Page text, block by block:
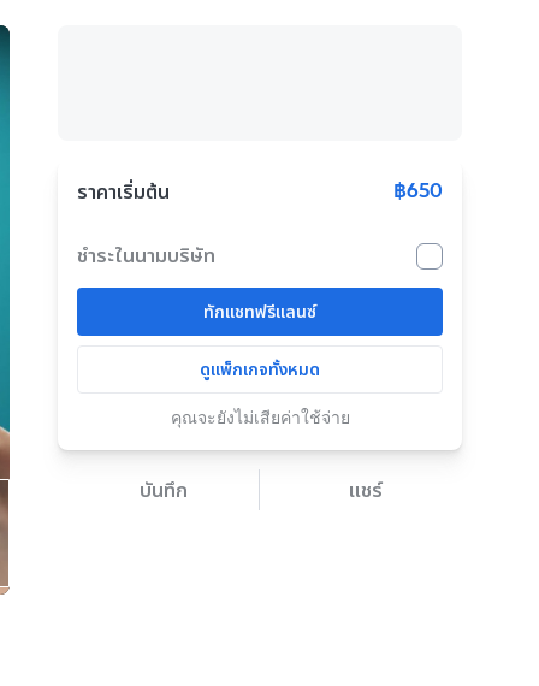
ราคาเริ่มต้น ฿650
ชำระในนามบริษัท
ทักแชทฟรีแลนซ์
ดูแพ็กเกจทั้งหมด
คุณจะยังไม่เสียค่าใช้จ่าย
บันทึก แชร์